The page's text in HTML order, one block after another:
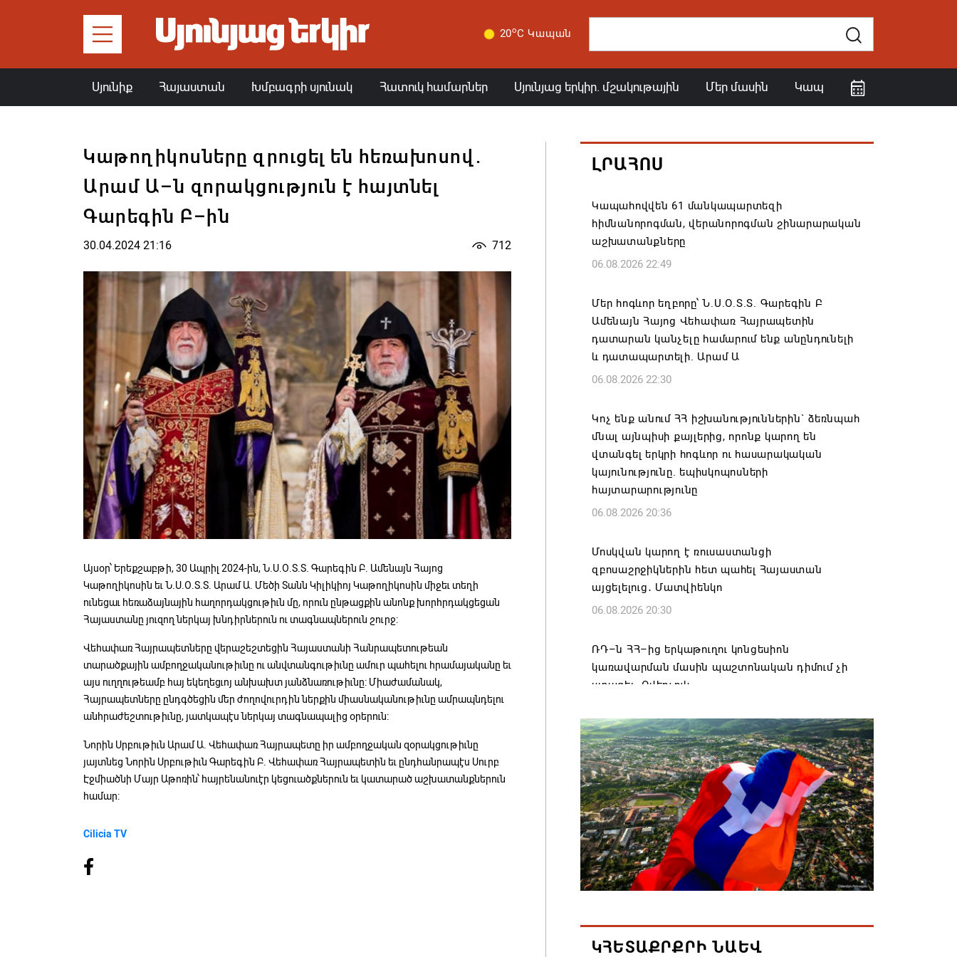
20oC Կապան
Սյունիք Հայաստան Խմբագրի սյունակ Հատուկ համարներ Սյունյաց երկիր. մշակութային Մեր մասին Կապ
Կաթողիկոսները զրուցել են հեռախոսով.
Արամ Ա–ն զորակցություն է հայտնել
Գարեգին Բ–ին
30.04.2024 21:16 712
Այսօր՝ Երեքշաբթի, 30 Ապրիլ 2024-ին, Ն.Ս.Օ.Տ.Տ. Գարեգին Բ. Ամենայն Հայոց
Կաթողիկոսին եւ Ն.Ս.Օ.Տ.Տ. Արամ Ա. Մեծի Տանն Կիլիկիոյ Կաթողիկոսին միջեւ տեղի
ունեցաւ հեռաձայնային հաղորդակցութիւն մը, որուն ընթացքին անոնք խորհրդակցեցան
Հայաստանը յուզող ներկայ խնդիրներուն ու տագնապներուն շուրջ:
Վեհափառ Հայրապետները վերաշեշտեցին Հայաստանի Հանրապետութեան
տարածքային ամբողջականութիւնը ու անվտանգութիւնը ամուր պահելու հրամայականը եւ
այս ուղղութեամբ հայ եկեղեցւոյ անխախտ յանձնառութիւնը: Միաժամանակ,
Հայրապետները ընդգծեցին մեր ժողովուրդին ներքին միասնականութիւնը ամրապնդելու
անհրաժեշտութիւնը, յատկապէս ներկայ տագնապալից օրերուն:
Նորին Սրբութիւն Արամ Ա. Վեհափառ Հայրապետը իր ամբողջական զօրակցութիւնը
յայտնեց Նորին Սրբութիւն Գարեգին Բ. Վեհափառ Հայրապետին եւ ընդհանրապէս Սուրբ
Էջմիածնի Մայր Աթոռին՝ հայրենանուէր կեցուածքներուն եւ կատարած աշխատանքներուն
համար:
Cilicia TV
ԼՐԱՀՈՍ
Կապահովվեն 61 մանկապարտեզի
հիմնանորոգման, վերանորոգման շինարարական
աշխատանքները
06.08.2026 22:49
Մեր հոգևոր եղբորը՝ Ն.Ս.Օ.Տ.Տ. Գարեգին Բ
Ամենայն Հայոց Վեհափառ Հայրապետին
դատարան կանչելը համարում ենք անընդունելի
և դատապարտելի. Արամ Ա
06.08.2026 22:30
Կոչ ենք անում ՀՀ իշխանություններին` ձեռնպահ
մնալ այնպիսի քայլերից, որոնք կարող են
վտանգել երկրի հոգևոր ու հասարակական
կայունությունը. եպիսկոպոսների
հայտարարությունը
06.08.2026 20:36
Մոսկվան կարող է ռուսաստանցի
զբոսաշրջիկներին հետ պահել Հայաստան
այցելելուց․ Մատվիենկո
06.08.2026 20:30
ՌԴ–ն ՀՀ–ից երկաթուղու կոնցեսիոն
կառավարման մասին պաշտոնական դիմում չի
ստացել. Օվերչուկ
Հայաստանյայց Առաքելական Եկեղեցու
առաջնորդը կկանգնի դատարանի առջև՝
կառավարության հետ խորացող
հակամարտության պատճառով․ Reuters-ի
արձագանքը
06.08.2026 18:41
Ռուսաստանից Ադրբեջանի տարածքով
06.08.2026 17:52
ԿՀԵՏԱՔՐՔՐԻ ՆԱԵՎ